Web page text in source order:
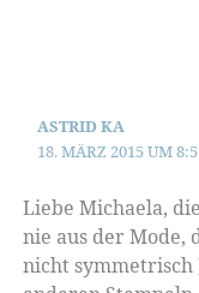
ASTRID KA
18. MÄRZ 2015 UM
Liebe Michaela,
nie aus der Mode,
nicht symmetrisch